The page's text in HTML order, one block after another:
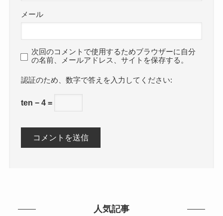
メール
次回のコメントで使用するためブラウザーに自分
の名前、メールアドレス、サイトを保存する。
数字で答えを入力してください:
ten − 4 =
人気記事